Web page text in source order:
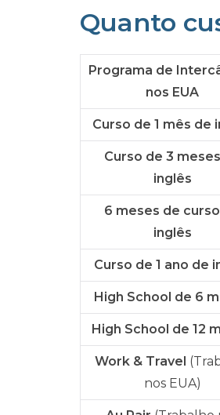
Quanto
Programa de
nos EUA
Curso de 1 mês de
Curso de 3
inglês
6 meses de
inglês
Curso de 1 ano de
High School de 6
High School de 12
Work & Travel
nos EUA)